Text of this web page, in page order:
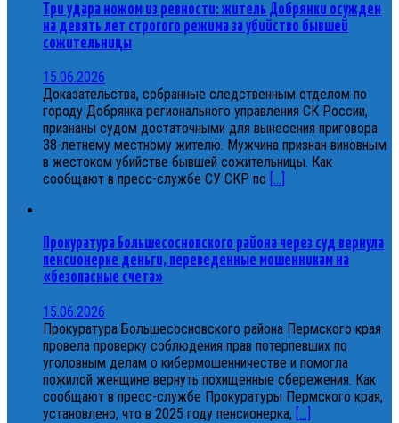
Три удара ножом из ревности: житель Добрянки осужден
на девять лет строгого режима за убийство бывшей
сожительницы
15.06.2026
Доказательства, собранные следственным отделом по
городу Добрянка регионального управления СК России,
признаны судом достаточными для вынесения приговора
38-летнему местному жителю. Мужчина признан виновным
в жестоком убийстве бывшей сожительницы. Как
сообщают в пресс-службе СУ СКР по [...]
Прокуратура Большесосновского района через суд вернула
пенсионерке деньги, переведенные мошенникам на
«безопасные счета»
15.06.2026
Прокуратура Большесосновского района Пермского края
провела проверку соблюдения прав потерпевших по
уголовным делам о кибермошенничестве и помогла
пожилой женщине вернуть похищенные сбережения. Как
сообщают в пресс-службе Прокуратуры Пермского края,
установлено, что в 2025 году пенсионерка,